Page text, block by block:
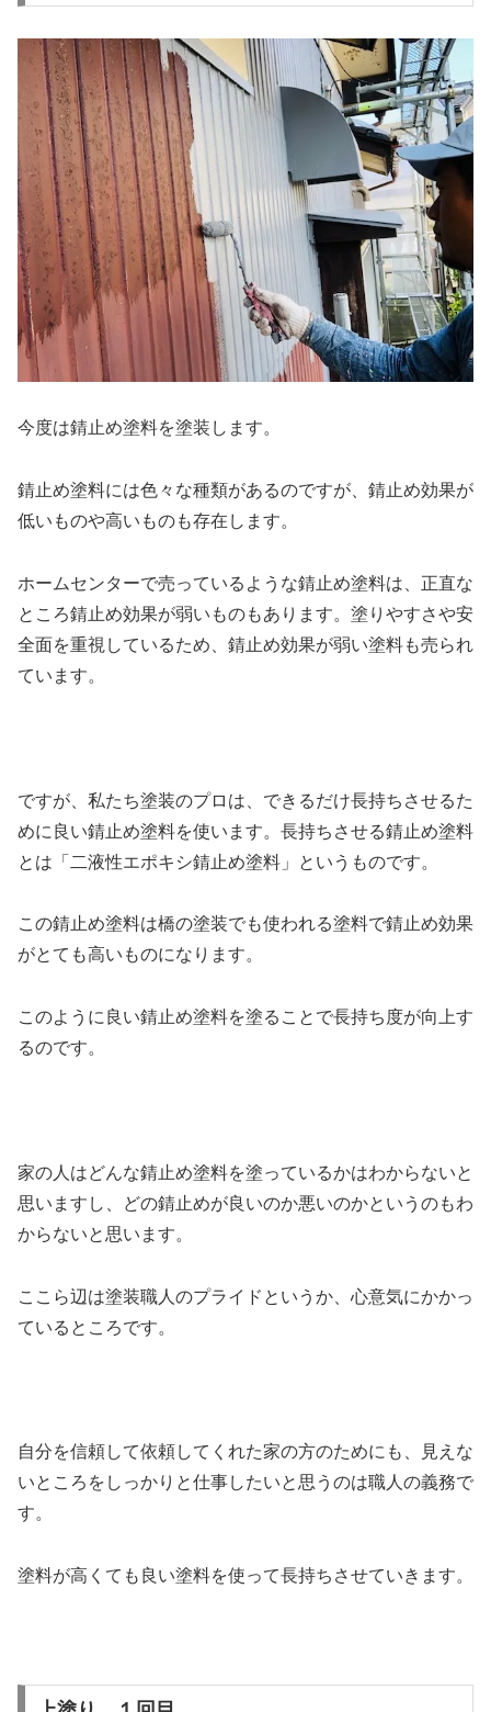
今度は錆止め塗料を塗装します。
錆止め塗料には色々な種類があるのですが、錆止め効果が
低いものや高いものも存在します。
ホームセンターで売っているような錆止め塗料は、正直な
ところ錆止め効果が弱いものもあります。塗りやすさや安
全面を重視しているため、錆止め効果が弱い塗料も売られ
ています。
ですが、私たち塗装のプロは、できるだけ長持ちさせるた
めに良い錆止め塗料を使います。長持ちさせる錆止め塗料
とは「二液性エポキシ錆止め塗料」というものです。
この錆止め塗料は橋の塗装でも使われる塗料で錆止め効果
がとても高いものになります。
このように良い錆止め塗料を塗ることで長持ち度が向上す
るのです。
家の人はどんな錆止め塗料を塗っているかはわからないと
思いますし、どの錆止めが良いのか悪いのかというのもわ
からないと思います。
ここら辺は塗装職人のプライドというか、心意気にかかっ
ているところです。
自分を信頼して依頼してくれた家の方のためにも、見えな
いところをしっかりと仕事したいと思うのは職人の義務で
す。
塗料が高くても良い塗料を使って長持ちさせていきます。